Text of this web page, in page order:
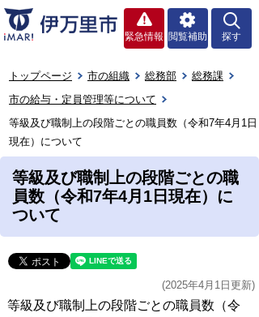
緊急情報 閲覧補助 探す
トップページ 市の組織 総務部
総務課
市の給与・定員管理等について
等級及び職制上の段階ごとの職員数（令和7年4月1日
現在）について
等級及び職制上の段階ごとの職
員数（令和7年4月1日現在）に
ついて
(2025年4月1日更新)
等級及び職制上の段階ごとの職員数（令